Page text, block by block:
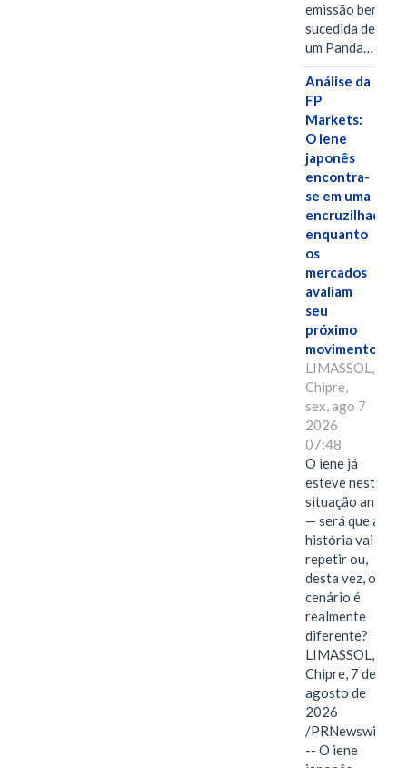
emissão bem-
sucedida de
um Panda…
Análise da
FP
Markets:
O iene
japonês
encontra-
se em uma
encruzilhada
enquanto
os
mercados
avaliam
seu
próximo
movimento.
LIMASSOL,
Chipre,
sex, ago 7
2026
07:48
O iene já
esteve nesta
situação antes
— será que a
história vai se
repetir ou,
desta vez, o
cenário é
realmente
diferente?
LIMASSOL,
Chipre, 7 de
agosto de
2026
/PRNewswire/
-- O iene